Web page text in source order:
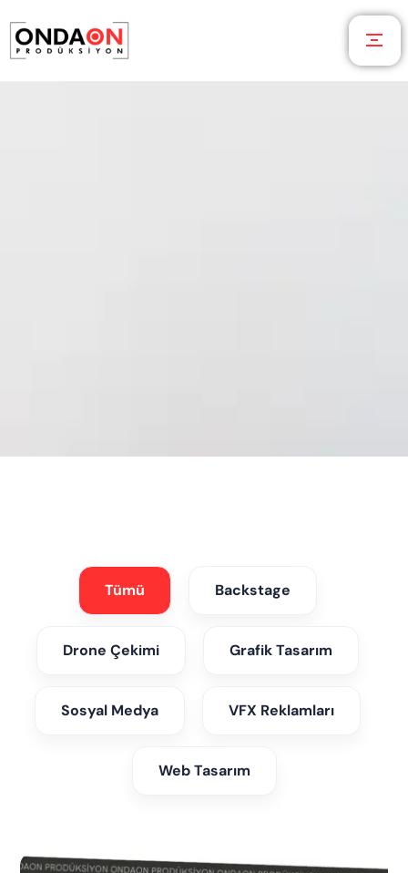
Tümü Backstage
Drone Çekimi Grafik Tasarım
Sosyal Medya VFX Reklamları
Web Tasarım